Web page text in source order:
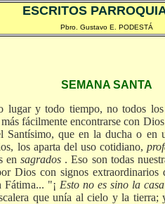
ESCRITOS
Pbro. Gustavo E. PODESTÁ
SEMANA SANTA
lugar y todo tiempo, no todos
fácilmente encontrarse con
Santísimo, que en la ducha o
los aparta del uso cotidiano,
ensagrados . Eso son todas
Dios con signos
Fátima... "¡ Esto no es sino la
que unía al cielo y la